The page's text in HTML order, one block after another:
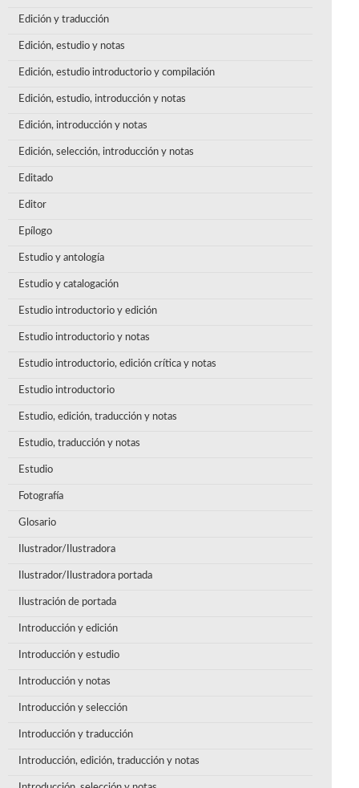
Edición y traducción
Edición, estudio y notas
Edición, estudio introductorio y compilación
Edición, estudio, introducción y notas
Edición, introducción y notas
Edición, selección, introducción y notas
Editado
Editor
Epílogo
Estudio y antología
Estudio y catalogación
Estudio introductorio y edición
Estudio introductorio y notas
Estudio introductorio, edición crítica y notas
Estudio introductorio
Estudio, edición, traducción y notas
Estudio, traducción y notas
Estudio
Fotografía
Glosario
Ilustrador/Ilustradora
Ilustrador/Ilustradora portada
Ilustración de portada
Introducción y edición
Introducción y estudio
Introducción y notas
Introducción y selección
Introducción y traducción
Introducción, edición, traducción y notas